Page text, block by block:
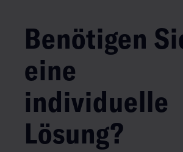
Benötigen
eine
individuelle
Lösung?